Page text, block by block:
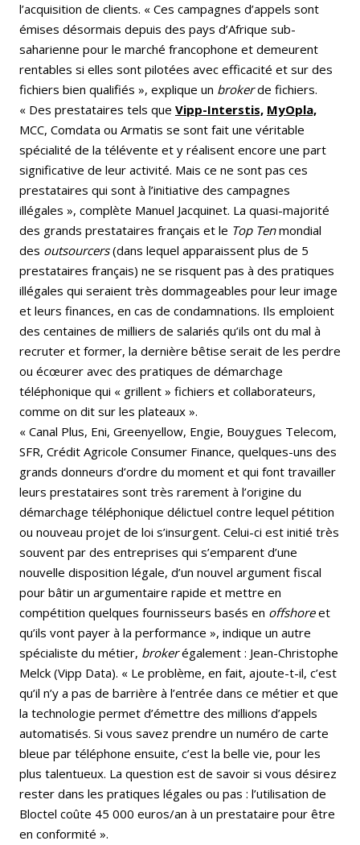
l’acquisition de clients. « Ces campagnes d’appels sont
émises désormais depuis des pays d’Afrique sub-
saharienne pour le marché francophone et demeurent
rentables si elles sont pilotées avec efficacité et sur des
fichiers bien qualifiés », explique un brokerde fichiers.
« Des prestataires tels que Vipp-Interstis, MyOpla,
MCC, Comdata ou Armatis se sont fait une véritable
spécialité de la télévente et y réalisent encore une part
significative de leur activité. Mais ce ne sont pas ces
prestataires qui sont à l’initiative des campagnes
illégales », complète Manuel Jacquinet. La quasi-majorité
des grands prestataires français et le Top Tenmondial
des outsourcers(dans lequel apparaissent plus de 5
prestataires français) ne se risquent pas à des pratiques
illégales qui seraient très dommageables pour leur image
et leurs finances, en cas de condamnations. Ils emploient
des centaines de milliers de salariés qu’ils ont du mal à
recruter et former, la dernière bêtise serait de les perdre
ou écœurer avec des pratiques de démarchage
téléphonique qui « grillent » fichiers et collaborateurs,
comme on dit sur les plateaux ».
« Canal Plus, Eni, Greenyellow, Engie, Bouygues Telecom,
SFR, Crédit Agricole Consumer Finance, quelques-uns des
grands donneurs d’ordre du moment et qui font travailler
leurs prestataires sont très rarement à l’origine du
démarchage téléphonique délictuel contre lequel pétition
ou nouveau projet de loi s’insurgent. Celui-ci est initié très
souvent par des entreprises qui s’emparent d’une
nouvelle disposition légale, d’un nouvel argument fiscal
pour bâtir un argumentaire rapide et mettre en
compétition quelques fournisseurs basés en offshoreet
qu’ils vont payer à la performance », indique un autre
spécialiste du métier, brokerégalement : Jean-Christophe
Melck (Vipp Data). « Le problème, en fait, ajoute-t-il, c’est
qu’il n’y a pas de barrière à l’entrée dans ce métier et que
la technologie permet d’émettre des millions d’appels
automatisés. Si vous savez prendre un numéro de carte
bleue par téléphone ensuite, c’est la belle vie, pour les
plus talentueux. La question est de savoir si vous désirez
rester dans les pratiques légales ou pas : l’utilisation de
Bloctel coûte 45 000 euros/an à un prestataire pour être
en conformité ».